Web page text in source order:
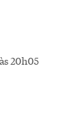
20h05